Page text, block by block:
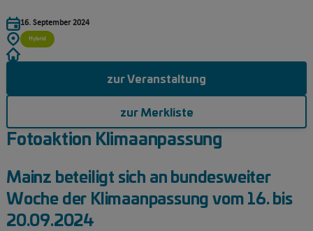
Fotoaktion Klimaanpassung
Mainz beteiligt sich an bundesweiter
Woche der Klimaanpassung vom 16. bis
20.09.2024
16. September 2024
Hybrid
zur Veranstaltung
zur Merkliste